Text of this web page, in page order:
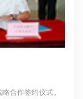
合作签约仪式。